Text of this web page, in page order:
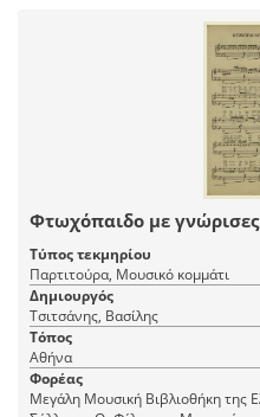
Φτωχόπαιδο με γνώρισες
Τύπος τεκμηρίου
Παρτιτούρα, Μουσικό κομμάτι
Δημιουργός
Τσιτσάνης, Βασίλης
Τόπος
Αθήνα
Φορέας
Μεγάλη Μουσική Βιβλιοθήκη της